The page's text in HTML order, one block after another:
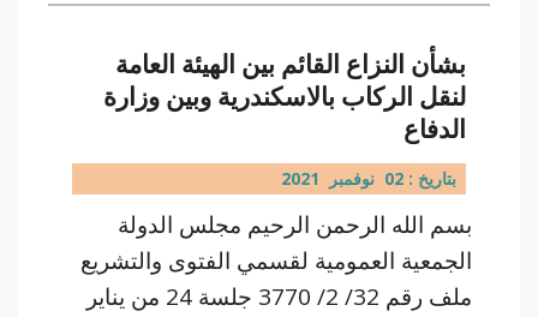
بشأن النزاع القائم بين الهيئة العامة
لنقل الركاب بالاسكندرية وبين وزارة
الدفاع
بتاريخ : 02 نوفمبر 2021
بسم الله الرحمن الرحيم مجلس الدولة
الجمعية العمومية لقسمي الفتوى والتشريع
ملف رقم 32/ 2/ 3770 جلسة 24 من يناير